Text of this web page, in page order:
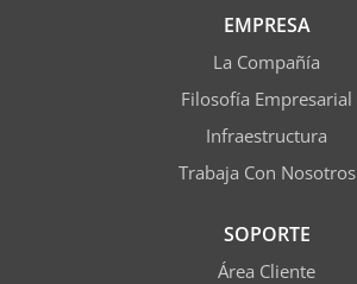
EMPRESA
La Compañía
Filosofía Empresarial
Infraestructura
Trabaja Con Nosotros
SOPORTE
Área Cliente